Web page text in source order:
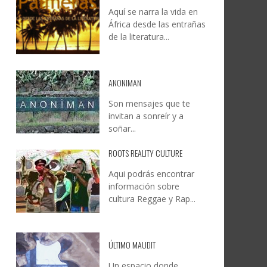
A
Y
DOCANARIAS CONVOCA A
INSTITUCIONES A REFLEXIONAR
SOBRE LA INTERNACIONALIZACIÓN
CREATIVA CANARIA, 6 AGOSTO, 2026
JESÚS RODRÍGUEZ FALCÓN:
NATURALEZA, CAMINO Y
FOTOGRAFÍA
Aquí se narra la vida en
África desde las entrañas
de la literatura...
ANONIMAN
Son mensajes que te
invitan a sonreír y a
soñar...
ROOTS REALITY CULTURE
Aqui podrás encontrar
información sobre
cultura Reggae y Rap...
ÚLTIMO MAUDIT